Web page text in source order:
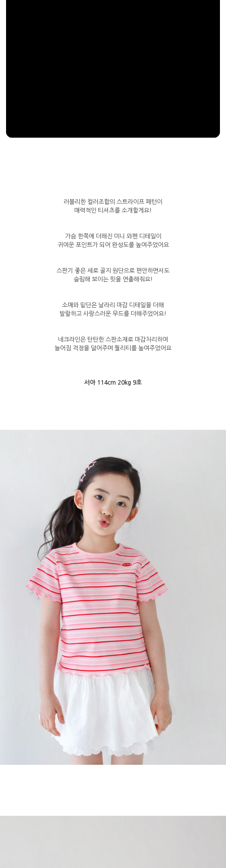
러블리한 컬러조합의 스트라이프 패턴이
매력적인 티셔츠를 소개할게요!
가슴 한쪽에 더해진 미니 와펜 디테일이
귀여운 포인트가 되어 완성도를 높여주었어요
스판기 좋은 세로 골지 원단으로 편안하면서도
슬림해 보이는 핏을 연출해줘요!
소매와 밑단은 날라리 마감 디테일을 더해
발랄하고 사랑스러운 무드를 더해주었어요!
네크라인은 탄탄한 스판소재로 마감처리하여
늘어짐 걱정을 덜어주며 퀄리티를 높여주었어요
서아 114cm 20kg 9호